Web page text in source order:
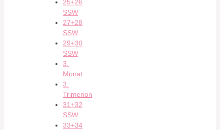
25+26
SSW
27+28
SSW
29+30
SSW
3.
Monat
3.
Trimenon
31+32
SSW
33+34